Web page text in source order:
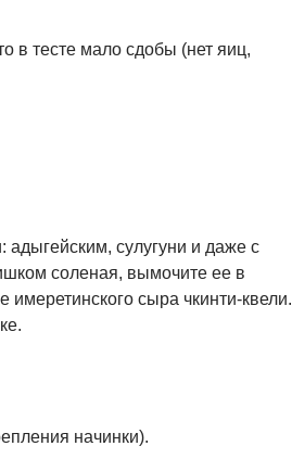
в тесте мало сдобы (нет яиц,
адыгейским, сулугуни и даже с
соленая, вымочите ее в
сыра чкинти-квели.
начинки).